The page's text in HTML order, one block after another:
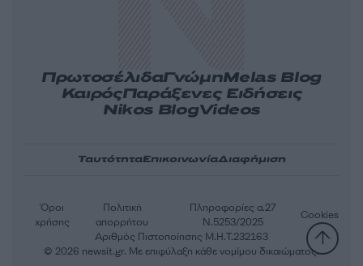
ΠρωτοσέλιδαΓνώμηMelas Blog
ΚαιρόςΠαράξενες Ειδήσεις
Nikos BlogVideos
ΤαυτότηταΕπικοινωνίαΔιαφήμιση
Αριθμός Πιστοποίησης Μ.Η.Τ.232163
Όροι
χρήσης
Πολιτική
απορρήτου
Πληροφορίες α.27
Ν.5253/2025
Cookies
© 2026 newsit.gr. Με επιφύλαξη κάθε νομίμου δικαιώματος.